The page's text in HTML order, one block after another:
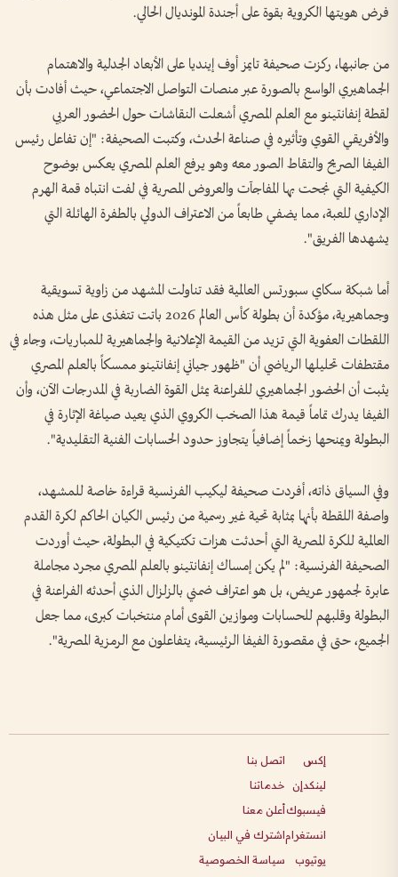
فرض هويتها الكروية بقوة على أجندة المونديال الحالي.
من جانبها، ركزت صحيفة تايمز أوف إينديا على الأبعاد الجدلية والاهتمام
الجماهيري الواسع بالصورة عبر منصات التواصل الاجتماعي، حيث أفادت بأن
لقطة إنفانتينو مع العلم المصري أشعلت النقاشات حول الحضور العربي
والأفريقي القوي وتأثيره في صناعة الحدث، وكتبت الصحيفة: "إن تفاعل رئيس
الفيفا الصريح والتقاط الصور معه وهو يرفع العلم المصري يعكس بوضوح
الكيفية التي نجحت بها المفاجآت والعروض المصرية في لفت انتباه قمة الهرم
الإداري للعبة، مما يضفي طابعاً من الاعتراف الدولي بالطفرة الهائلة التي
يشهدها الفريق".
أما شبكة سكاي سبورتس العالمية فقد تناولت المشهد من زاوية تسويقية
وجماهيرية، مؤكدة أن بطولة كأس العالم 2026 باتت تتغذى على مثل هذه
اللقطات العفوية التي تزيد من القيمة الإعلانية والجماهيرية للمباريات، وجاء في
مقتطفات تحليلها الرياضي أن "ظهور جياني إنفانتينو ممسكاً بالعلم المصري
يثبت أن الحضور الجماهيري للفراعنة يمثل القوة الضاربة في المدرجات الآن، وأن
الفيفا يدرك تماماً قيمة هذا الصخب الكروي الذي يعيد صياغة الإثارة في
البطولة ويمنحها زخماً إضافياً يتجاوز حدود الحسابات الفنية التقليدية".
وفي السياق ذاته، أفردت صحيفة ليكيب الفرنسية قراءة خاصة للمشهد،
واصفة اللقطة بأنها بمثابة تحية غير رسمية من رئيس الكيان الحاكم لكرة القدم
العالمية للكرة المصرية التي أحدثت هزات تكتيكية في البطولة، حيث أوردت
الصحيفة الفرنسية: "لم يكن إمساك إنفانتينو بالعلم المصري مجرد مجاملة
عابرة لجمهور عريض، بل هو اعتراف ضمني بالزلزال الذي أحدثه الفراعنة في
البطولة وقلبهم للحسابات وموازين القوى أمام منتخبات كبرى، مما جعل
الجميع، حتى في مقصورة الفيفا الرئيسية، يتفاعلون مع الرمزية المصرية".
إكس
لينكدإن
فيسبوك
انستغرام
يوتيوب
اتصل بنا
خدماتنا
أعلن معنا
اشترك في البيان
سياسة الخصوصية